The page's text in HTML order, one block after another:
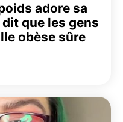
adore sa
que les gens
obèse sûre